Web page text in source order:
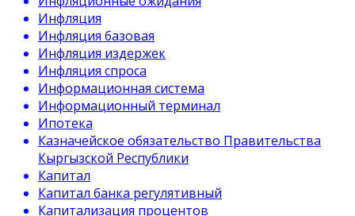
Инфляция
Инфляция базовая
Инфляция издержек
Инфляция спроса
Информационная система
Информационный терминал
Ипотека
Казначейское обязательство Правительства
Кыргызской Республики
Капитал
Капитал банка регулятивный
Капитализация процентов